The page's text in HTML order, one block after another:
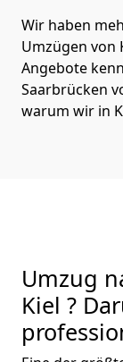
Wir haben
Umzügen von
Angebote
Saarbrücken
warum wir in
Umzug
Kiel ?